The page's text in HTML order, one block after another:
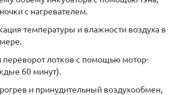
с нагревателем.
температуры и влажности воздуха в
переворот лотков с помощью мотор-
60 минут).
и принудительный воздухообмен,